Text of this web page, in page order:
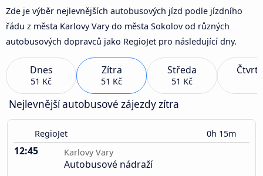
Zde je výběr nejlevnějších autobusových jízd podle jízdního
řádu z města Karlovy Vary do města Sokolov od různých
autobusových dopravců jako RegioJet pro následující dny.
Dnes
51 Kč
Zítra
51 Kč
Středa
51 Kč
Nejlevnější autobusové zájezdy zítra
RegioJet 0h 15m
12:45 Karlovy Vary
Autobusové nádraží